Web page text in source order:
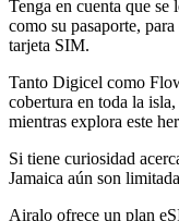
Tenga en cuenta que
como su pasaporte,
tarjeta SIM.
Tanto Digicel como
cobertura en toda la
mientras explora este
Si tiene curiosidad
Jamaica aún son
Airalo ofrece un plan